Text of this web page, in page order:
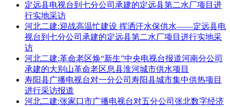
定远县电视台到七分公司承建的定远县第二水厂项目进
行实地采访
河北二建:迎战高温忙建设 挥洒汗水保供水——定远县电
视台到七分公司承建的定远县第二水厂项目进行实地采
访
河北二建:革命老区焕“新生”中央电视台报道河南分公司
承建的大别山革命老区息县淮河城市供水项目
寿阳县广播电视台对一分公司寿阳县城市集中供热项目
进行采访报道
河北二建:张家口市广播电视台对五分公司张北数字经济